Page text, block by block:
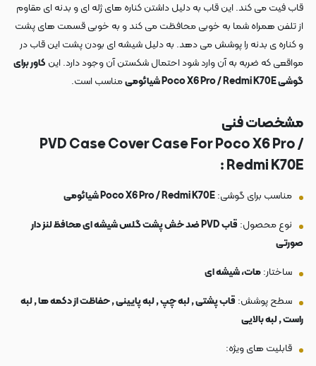
قاب فیت می کند. این قاب به دلیل داشتن کناره های ژله ای و بدنه ای مقاوم
از تلفن همراه شما به خوبی محافظت می کند و به خوبی قسمت های پشت
و کناره ی بدنه را پوشش می دهد. به دلیل شیشه ای بودن پشت این قاب در
مواقعی که ضربه به آن وارد شود احتمال شکستن آن وجود دارد. این کاور برای
گوشی Poco X6 Pro / Redmi K70E شیائومی
مناسب است.
مشخصات فنی
PVD Case Cover Case For Poco X6 Pro /
Redmi K70E :
مناسب برای گوشی:Poco X6 Pro / Redmi K70E شیائومی
نوع محصول:
قاب PVD ضد خش پشت گلس شیشه ای محافظ لنز دار
صورتی
ساختار:مات، شیشه ای
سطح پوشش: قاب پشتی , لبه چپ , لبه پایینی , حفاظت از دکمه ها , لبه
راست , لبه بالایی
قابلیت های ویژه: